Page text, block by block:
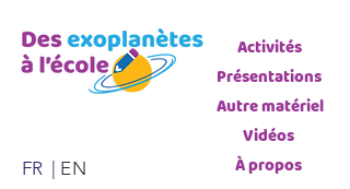
Présentations
Activités
Autre matériel
FR | EN
Vidéos
À propos